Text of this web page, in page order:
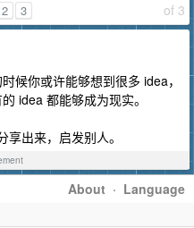
of 3
2 3
候你或许能够想到很多 idea，
idea 都能够成为现实。
出来，启发别人。
About · Language